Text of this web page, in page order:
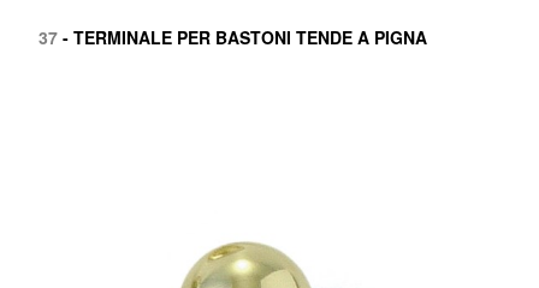
37- TERMINALE PER BASTONI TENDE A PIGNA